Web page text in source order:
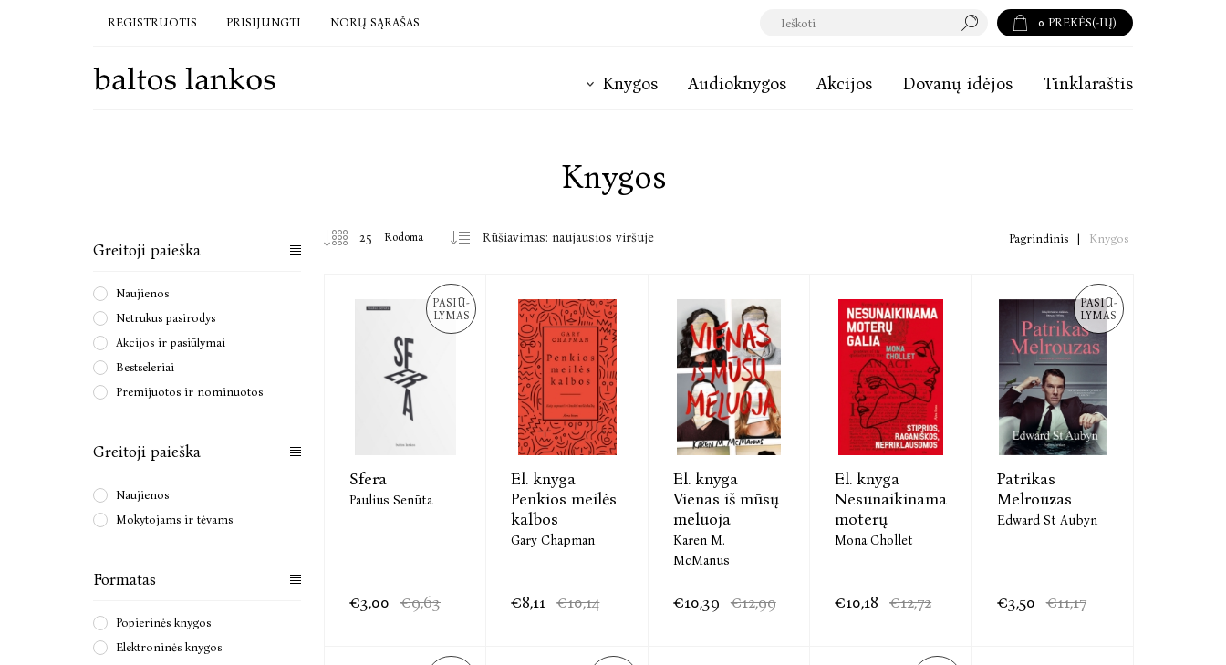
REGISTRUOTIS PRISIJUNGTI NORŲ SĄRAŠAS 0 PREKĖS(-IŲ)
Knygos Audioknygos Akcijos Dovanų idėjos Tinklaraštis
Knygos
Pagrindinis Knygos
Rodoma
PASIŪ-
LYMAS
Sfera
Paulius Senūta
€3,00 €9,63
El. knyga
Penkios meilės
kalbos
Gary Chapman
€8,11 €10,14
El. knyga
Vienas iš mūsų
meluoja
Karen M.
McManus
€10,39 €12,99
El. knyga
Nesunaikinama
moterų
Mona Chollet
€10,18 €12,72
PASIŪ-
LYMAS
Patrikas
Melrouzas
Edward St Aubyn
€3,50 €11,17
Greitoji paieška
Naujienos
Netrukus pasirodys
Akcijos ir pasiūlymai
Bestseleriai
Premijuotos ir nominuotos
Greitoji paieška
Naujienos
Mokytojams ir tėvams
Formatas
Popierinės knygos
Elektroninės knygos